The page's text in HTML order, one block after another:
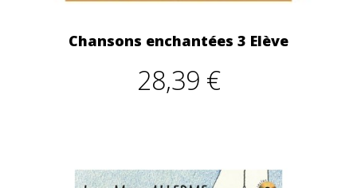
Chansons enchantées 3 Elève
28,39 €